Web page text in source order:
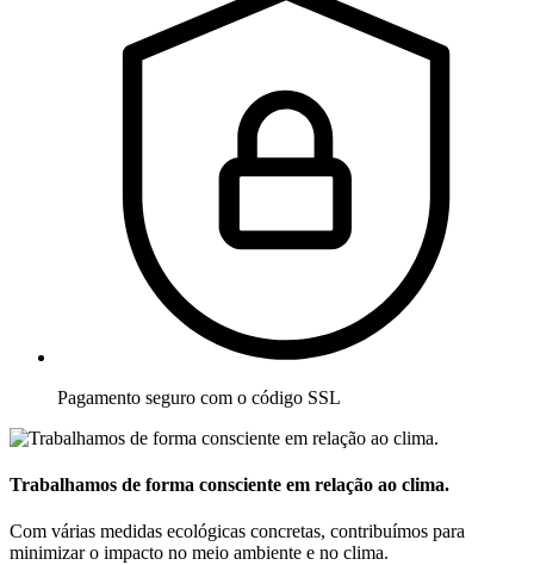
Pagamento seguro com o código SSL
Trabalhamos de forma consciente em relação ao clima.
Com várias medidas ecológicas concretas, contribuímos para
minimizar o impacto no meio ambiente e no clima.